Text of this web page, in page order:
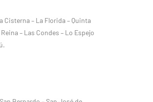
Cisterna – La Florida – Quinta
– Las Condes – Lo Espejo